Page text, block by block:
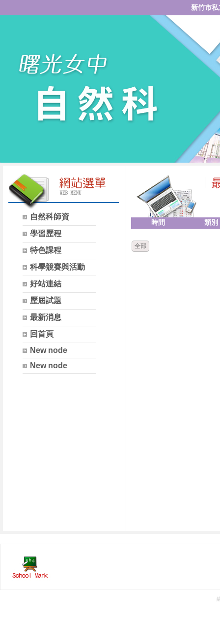
新竹市
自然科師資
學習歷程
特色課程
科學競賽與活動
好站連結
歷屆試題
最新消息
回首頁
New node
New node
時間 類別
全部